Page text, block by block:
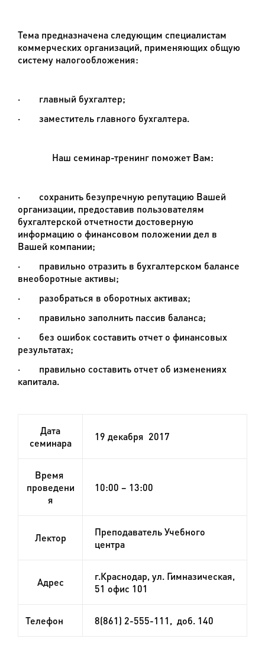
Тема предназначена следующим специалистам
коммерческих организаций, применяющих общую
систему налогообложения:
·
главный бухгалтер;
·
заместитель главного бухгалтера.
Наш семинар-тренинг поможет Вам:
·
сохранить безупречную репутацию Вашей
организации, предоставив пользователям
бухгалтерской отчетности достоверную
информацию о финансовом положении дел в
Вашей компании;
·
правильно отразить в бухгалтерском балансе
внеоборотные активы;
·
разобраться в оборотных активах;
·
правильно заполнить пассив баланса;
·
без ошибок составить отчет о финансовых
результатах;
·
правильно составить отчет об изменениях
капитала.
Дата
семинара
19 декабря 2017
Время
проведени
я
10:00 – 13:00
Лектор
Преподаватель Учебного
центра
Адрес
г.Краснодар, ул. Гимназическая,
51 офис 101
Телефон 8(861) 2-555-111, доб. 140